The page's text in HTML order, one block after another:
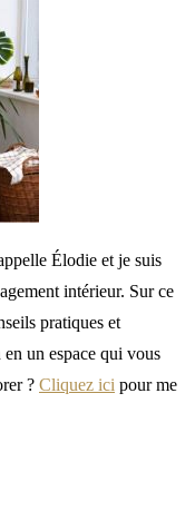
Élodie et je suis
intérieur. Sur ce
pratiques et
un espace qui vous
? Cliquez ici pour me